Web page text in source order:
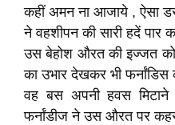
कहीं अमन ना आजाये , ऐसा
ने वहशीपन की सारी हदें पार
उस बेहोश औरत की इज्जत
का उभार देखकर भी
वह बस अपनी हवस
फर्नांडीज ने उस औरत पर